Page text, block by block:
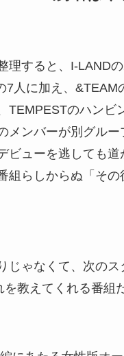
理すると、I-LANDの
7人に加え、&TEAM
TEMPESTのハンビ
メンバーが別グルー
ビューを逃しても道
組らしからぬ「その
じゃなくて、次の
を教えてくれる番組